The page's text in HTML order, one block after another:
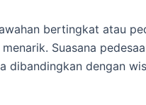
bertingkat atau
Suasana
dibandingkan dengan